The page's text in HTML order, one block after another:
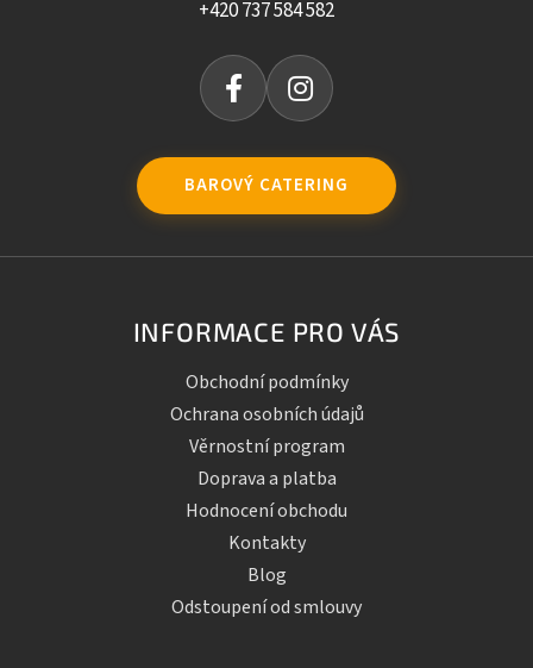
+420 737 584 582
BAROVÝ CATERING
INFORMACE PRO VÁS
Obchodní podmínky
Ochrana osobních údajů
Věrnostní program
Doprava a platba
Hodnocení obchodu
Kontakty
Blog
Odstoupení od smlouvy